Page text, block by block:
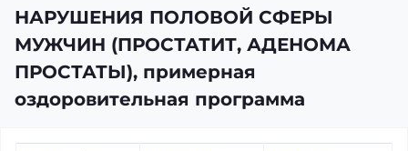
НАРУШЕНИЯ ПОЛОВОЙ СФЕРЫ
МУЖЧИН (ПРОСТАТИТ, АДЕНОМА
ПРОСТАТЫ), примерная
оздоровительная программа